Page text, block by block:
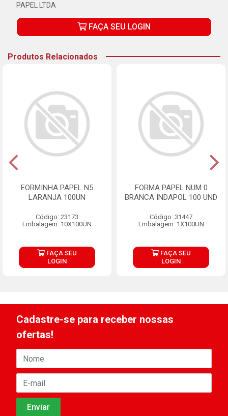
PAPEL LTDA
FAÇA SEU LOGIN
Produtos Relacionados
FORMINHA PAPEL N5
LARANJA 100UN
Código: 23173
Embalagem: 10X100UN
FAÇA SEU
LOGIN
FORMA PAPEL NUM 0
BRANCA INDAPOL 100 UND
Código: 31447
Embalagem: 1X100UN
FAÇA SEU
LOGIN
Cadastre-se para receber nossas
ofertas!